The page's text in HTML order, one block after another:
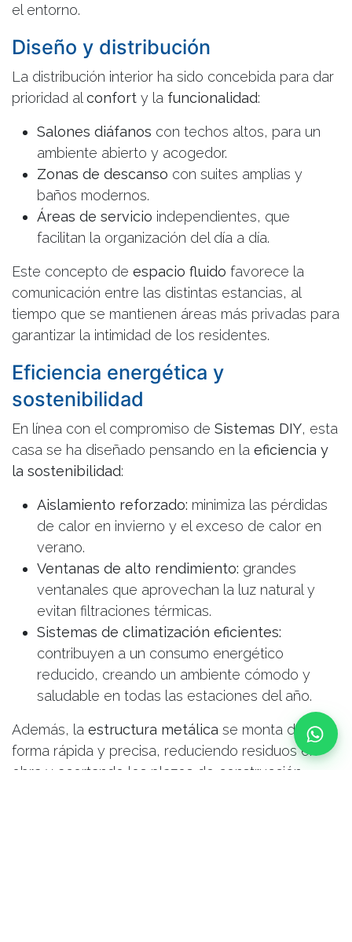
el entorno.
Diseño y distribución
La distribución interior ha sido concebida para dar
prioridad al confort y la funcionalidad:
Salones diáfanos con techos altos, para un
ambiente abierto y acogedor.
Zonas de descanso con suites amplias y
baños modernos.
Áreas de servicio independientes, que
facilitan la organización del día a día.
Este concepto de espacio fluido favorece la
comunicación entre las distintas estancias, al
tiempo que se mantienen áreas más privadas para
garantizar la intimidad de los residentes.
Eficiencia energética y
sostenibilidad
En línea con el compromiso de Sistemas DIY, esta
casa se ha diseñado pensando en la eficiencia y
la sostenibilidad:
Aislamiento reforzado: minimiza las pérdidas
de calor en invierno y el exceso de calor en
verano.
Ventanas de alto rendimiento: grandes
ventanales que aprovechan la luz natural y
evitan filtraciones térmicas.
Sistemas de climatización eficientes:
contribuyen a un consumo energético
reducido, creando un ambiente cómodo y
saludable en todas las estaciones del año.
Además, la estructura metálica se monta de
forma rápida y precisa, reduciendo residuos en
obra y acortando los plazos de construcción.
EMPIEZA POR AQUÍ
En 2 minutos · sin compromiso
Hablar con un asesor
Para revisar tu presupuesto y avanzar con tu proyecto
722 576 582